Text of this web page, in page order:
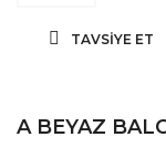
TAVSIYE ET
A BEYAZ